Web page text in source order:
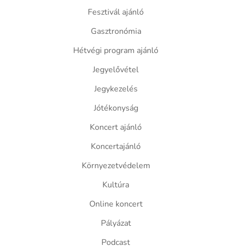
Fesztivál ajánló
Gasztronómia
Hétvégi program ajánló
Jegyelővétel
Jegykezelés
Jótékonyság
Koncert ajánló
Koncertajánló
Környezetvédelem
Kultúra
Online koncert
Pályázat
Podcast